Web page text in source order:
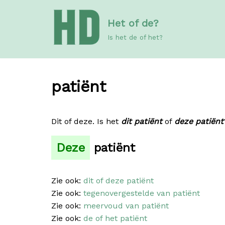
Het of de?
Is het de of het?
patiënt
Dit of deze. Is het dit patiëntof deze patiënt
Deze patiënt
Zie ook: dit of deze patiënt
Zie ook: tegenovergestelde van patiënt
Zie ook: meervoud van patiënt
Zie ook: de of het patiënt